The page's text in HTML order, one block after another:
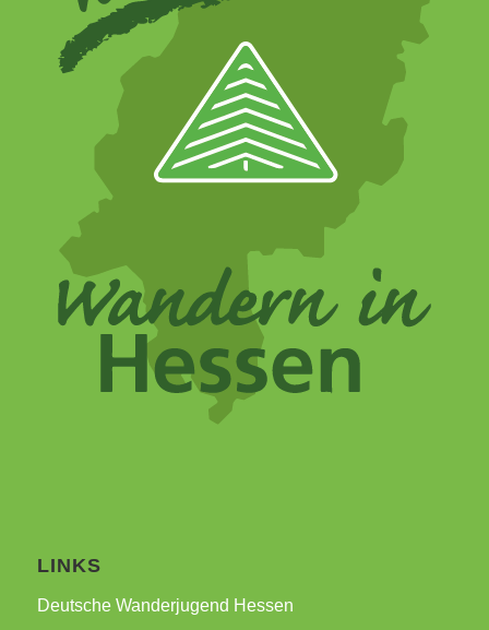
LINKS
Deutsche Wanderjugend Hessen